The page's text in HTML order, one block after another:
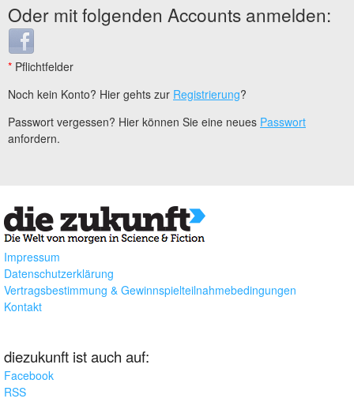
Oder mit folgenden Accounts anmelden:
Login with Facebook
* Pflichtfelder
Noch kein Konto? Hier gehts zur Registrierung?
Passwort vergessen? Hier können Sie eine neues Passwort
anfordern.
Impressum
Datenschutzerklärung
Vertragsbestimmung & Gewinnspielteilnahmebedingungen
Kontakt
diezukunft ist auch auf:
Facebook
RSS